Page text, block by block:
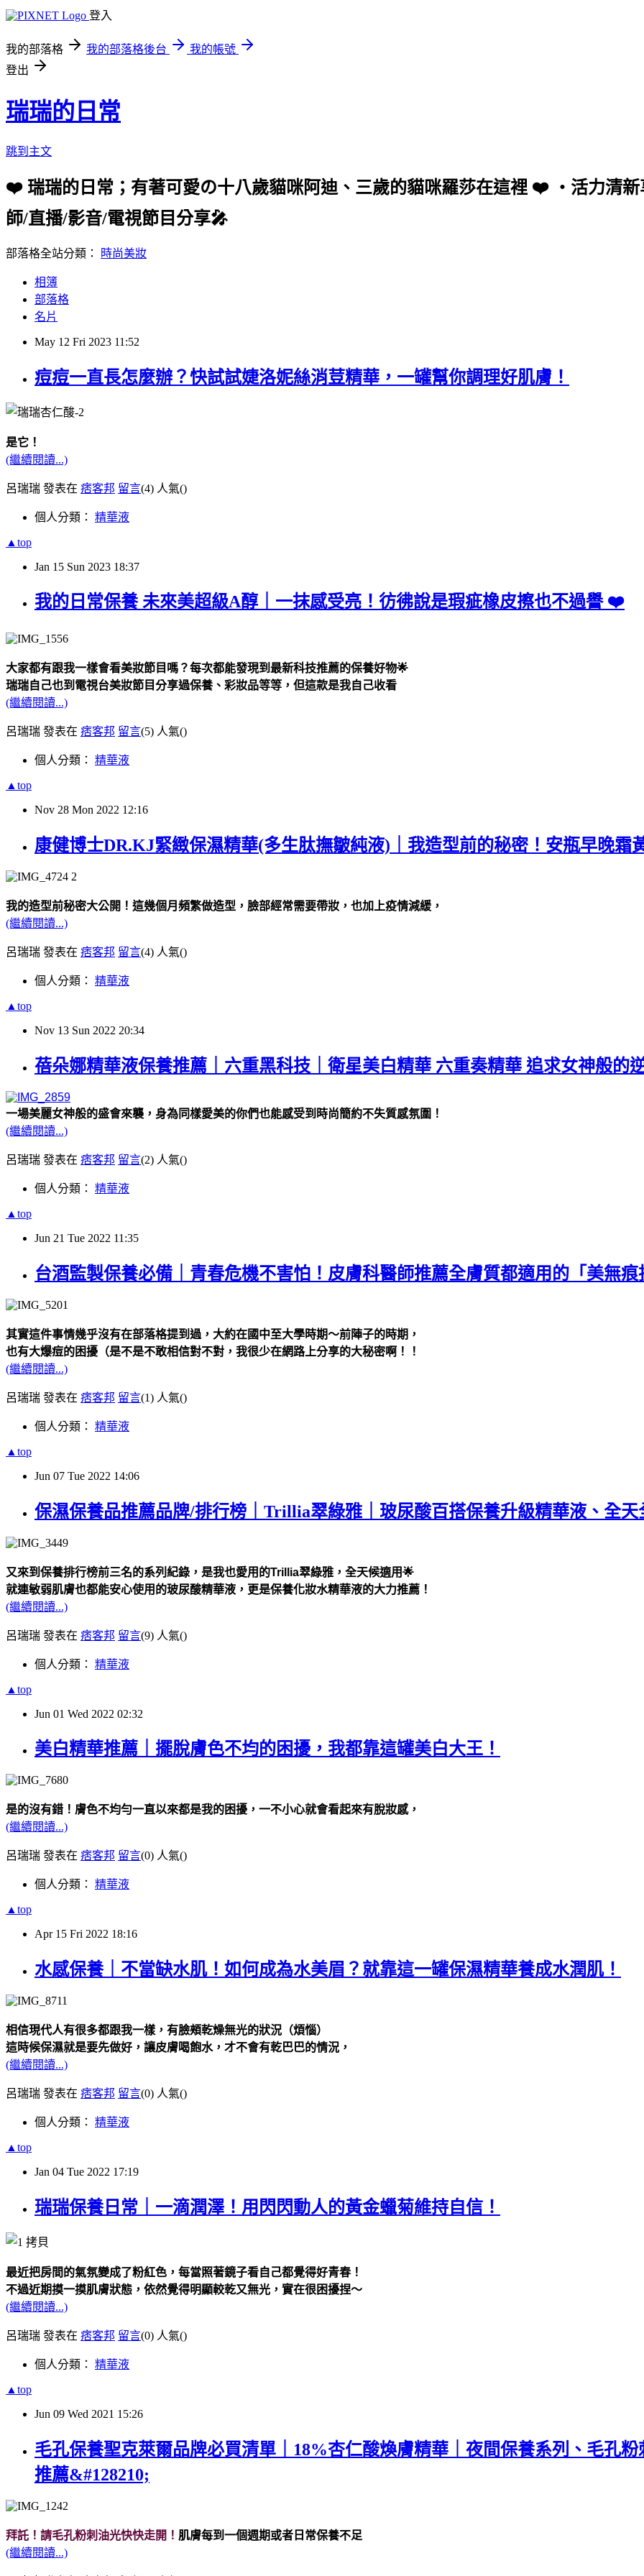
登入
我的部落格 我的部落格後台
我的帳號
登出
瑞瑞的日常
跳到主文
❤️ 瑞瑞的日常；有著可愛の十八歲貓咪阿迪、三歲的貓咪羅莎在這裡 ❤️ ・活力清
師/直播/影音/電視節目分享🎤
部落格全站分類： 時尚美妝
相簿
部落格
名片
May 12 Fri 2023 11:52
痘痘一直長怎麼辦？快試試婕洛妮絲消荳精華，一罐幫你調理好肌膚！
是它！
(繼續閱讀...)
呂瑞瑞 發表在 痞客邦 留言(4) 人氣()
個人分類： 精華液
▲top
Jan 15 Sun 2023 18:37
我的日常保養 未來美超級A醇｜一抹感受亮！彷彿說是瑕疵橡皮擦也不過譽 ❤️
大家都有跟我一樣會看美妝節目嗎？每次都能發現到最新科技推薦的保養好物🌟
瑞瑞自己也到電視台美妝節目分享過保養、彩妝品等等，但這款是我自己收看
(繼續閱讀...)
呂瑞瑞 發表在 痞客邦 留言(5) 人氣()
個人分類： 精華液
▲top
Nov 28 Mon 2022 12:16
康健博士DR.KJ緊緻保濕精華(多生肽撫皺純液)｜我造型前的秘密！安瓶早晚
我的造型前秘密大公開！這幾個月頻繁做造型，臉部經常需要帶妝，也加上疫情減緩，
(繼續閱讀...)
呂瑞瑞 發表在 痞客邦 留言(4) 人氣()
個人分類： 精華液
▲top
Nov 13 Sun 2022 20:34
蓓朵娜精華液保養推薦｜六重黑科技｜衛星美白精華 六重奏精華 追求女神般的
一場美麗女神般的盛會來襲，身為同樣愛美的你們也能感受到時尚簡約不失質感氛圍！
(繼續閱讀...)
呂瑞瑞 發表在 痞客邦 留言(2) 人氣()
個人分類： 精華液
▲top
Jun 21 Tue 2022 11:35
台酒監製保養必備｜青春危機不害怕！皮膚科醫師推薦全膚質都適用的「美無痕
其實這件事情幾乎沒有在部落格提到過，大約在國中至大學時期～前陣子的時期，
也有大爆痘的困擾（是不是不敢相信對不對，我很少在網路上分享的大秘密啊！！
(繼續閱讀...)
呂瑞瑞 發表在 痞客邦 留言(1) 人氣()
個人分類： 精華液
▲top
Jun 07 Tue 2022 14:06
保濕保養品推薦品牌/排行榜｜Trillia翠綠雅｜玻尿酸百搭保養升級精華液、全天
又來到保養排行榜前三名的系列紀錄，是我也愛用的Trillia翠綠雅，全天候適用🌟
就連敏弱肌膚也都能安心使用的玻尿酸精華液，更是保養化妝水精華液的大力推薦！
(繼續閱讀...)
呂瑞瑞 發表在 痞客邦 留言(9) 人氣()
個人分類： 精華液
▲top
Jun 01 Wed 2022 02:32
美白精華推薦｜擺脫膚色不均的困擾，我都靠這罐美白大王！
是的沒有錯！膚色不均勻一直以來都是我的困擾， 一不小心就會看起來有脫妝感，
(繼續閱讀...)
呂瑞瑞 發表在 痞客邦 留言(0) 人氣()
個人分類： 精華液
▲top
Apr 15 Fri 2022 18:16
水感保養｜不當缺水肌！如何成為水美眉？就靠這一罐保濕精華養成水潤肌！
相信現代人有很多都跟我一樣，有臉頰乾燥無光的狀況（煩惱）
這時候保濕就是要先做好，讓皮膚喝飽水，才不會有乾巴巴的情況，
(繼續閱讀...)
呂瑞瑞 發表在 痞客邦 留言(0) 人氣()
個人分類： 精華液
▲top
Jan 04 Tue 2022 17:19
瑞瑞保養日常｜一滴潤澤！用閃閃動人的黃金蠟菊維持自信！
最近把房間的氣氛變成了粉紅色，每當照著鏡子看自己都覺得好青春！
不過近期摸一摸肌膚狀態，依然覺得明顯較乾又無光，實在很困擾捏～
(繼續閱讀...)
呂瑞瑞 發表在 痞客邦 留言(0) 人氣()
個人分類： 精華液
▲top
Jun 09 Wed 2021 15:26
毛孔保養聖克萊爾品牌必買清單｜18%杏仁酸煥膚精華｜夜間保養系列、毛孔
推薦&#128210;
拜託！請毛孔粉刺油光快快走開！ 肌膚每到一個週期或者日常保養不足
(繼續閱讀...)